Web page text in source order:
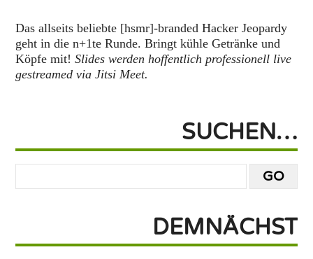
Das allseits beliebte [hsmr]-branded Hacker Jeopardy
geht in die n+1te Runde. Bringt kühle Getränke und
Köpfe mit!Slides werden hoffentlich professionell live
gestreamed via Jitsi Meet.
SUCHEN…
DEMNÄCHST